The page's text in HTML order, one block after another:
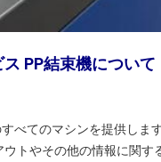
PP結束機について
べてのマシンを提供します
トやその他の情報に関す